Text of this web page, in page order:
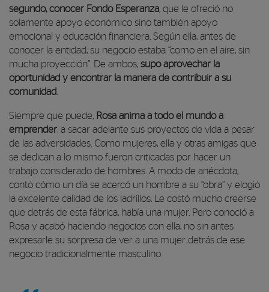
segundo, conocer Fondo Esperanza, que le ofreció no
solamente apoyo económico sino también apoyo
emocional y educación financiera. Según ella, antes de
conocer la entidad, su negocio estaba “como en el aire, sin
mucha proyección”. De ambos, supo aprovechar la
oportunidad y encontrar la manera de contribuir a su
comunidad.
Siempre que puede, Rosa anima a todo el mundo a
emprender, a sacar adelante sus proyectos de vida a pesar
de las adversidades. Como mujeres, ella y otras amigas que
se dedican a lo mismo fueron criticadas por hacer un
trabajo considerado de hombres. A modo de anécdota,
contó cómo un día se acercó un hombre a su “obra” y elogió
la excelente calidad de los ladrillos. Le costó mucho creerse
que detrás de esta fábrica, había una mujer. Pero conoció a
Rosa y acabó haciendo negocios con ella, no sin antes
expresarle su sorpresa de ver a una mujer detrás de ese
negocio tradicionalmente masculino.